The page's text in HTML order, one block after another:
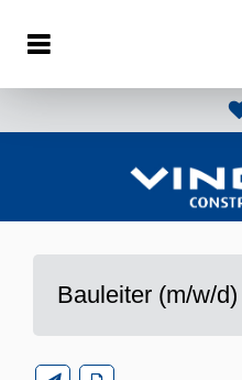
Bauleiter (m/w/d)